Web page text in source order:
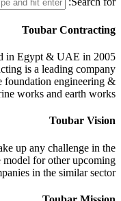
Toubar Contracting
in Egypt & UAE in 2005
is a leading company
foundation engineering &
works and earth works.
Toubar Vision
up any challenge in the
model for other upcoming
in the similar sector.